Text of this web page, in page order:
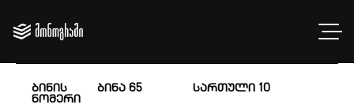
ბინის
ნომერი
ბინა 65 სართული 10